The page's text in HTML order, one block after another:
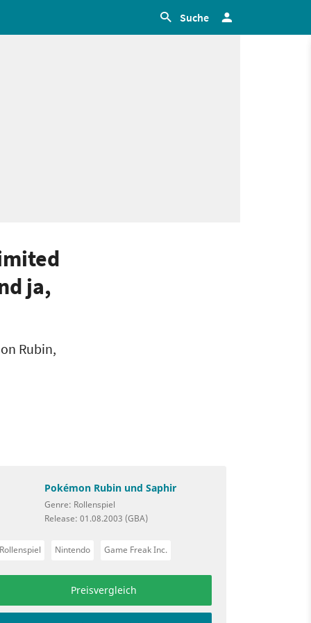
Suche
ja,
Rubin,
Pokémon Rubin und Saphir
Genre: Rollenspiel
Release: 01.08.2003 (GBA)
Rollenspiel Nintendo Game Freak Inc.
Preisvergleich